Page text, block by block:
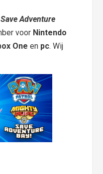
Adventure
voor Nintendo
One en pc. Wij